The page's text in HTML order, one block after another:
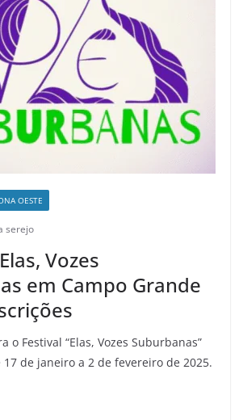
OESTE
serejo
Vozes
em Campo Grande
o Festival “Elas, Vozes Suburbanas”
de janeiro a 2 de fevereiro de 2025.